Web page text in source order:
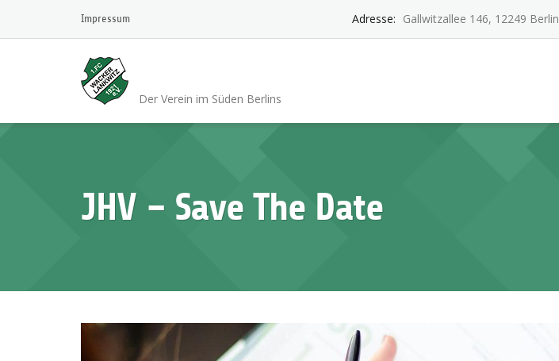
content
Impressum Adresse: Gallwitzallee 146, 12249 Berlin
Der Verein im Süden Berlins
JHV – Save The Date